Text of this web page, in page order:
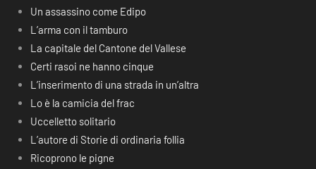
Un assassino come Edipo
L’arma con il tamburo
La capitale del Cantone del Vallese
Certi rasoi ne hanno cinque
L’inserimento di una strada in un’altra
Lo è la camicia del frac
Uccelletto solitario
L’autore di Storie di ordinaria follia
Ricoprono le pigne